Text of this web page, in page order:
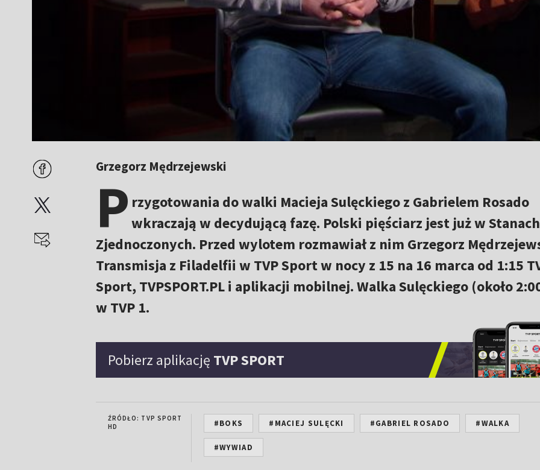
Grzegorz Mędrzejewski
P rzygotowania do walki Macieja Sulęckiego z Gabrielem Rosado
wkraczają w decydującą fazę. Polski pięściarz jest już w Stanach
Zjednoczonych. Przed wylotem rozmawiał z nim Grzegorz
Transmisja z Filadelfii w TVP Sport w nocy z 15 na 16 marca od 1:15
Sport, TVPSPORT.PL i aplikacji mobilnej. Walka Sulęckiego (około
w TVP 1.
Pobierz aplikację TVP SPORT
ŹRÓDŁO: TVP SPORT
HD
#BOKS #MACIEJ SULĘCKI #GABRIEL ROSADO #WALKA
#WYWIAD